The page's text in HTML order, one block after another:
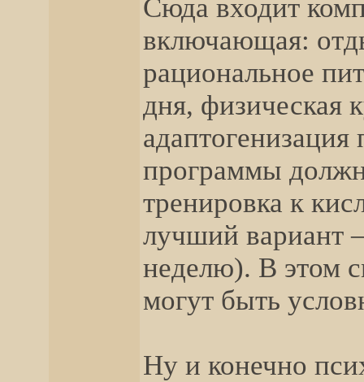
Сюда входит
включающая:
рациональное
дня, физическая
программы
тренировка к
лучший вариант
неделю). В этом
могут быть
Ну и конечно